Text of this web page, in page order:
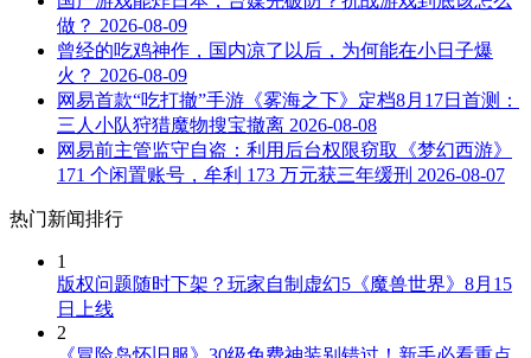
做？ 2026-08-09
曾经的吃鸡神作，国内凉了以后，为何能在小日子爆
火？ 2026-08-09
网易首款“吃打撤”手游《雾海之下》定档8月17日首测：
三人小队狩猎魔物搜宝撤离 2026-08-08
网易前主管监守自盗：利用后台权限窃取《梦幻西游》
171 个闲置账号，牟利 173 万元获三年缓刑 2026-08-07
热门新闻排行
1
版权问题随时下架？玩家自制虚幻5《魔兽世界》8月15
日上线
2